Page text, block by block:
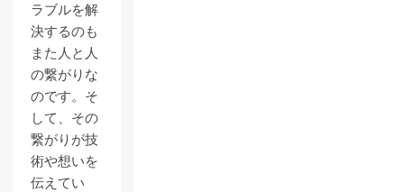
ラブルを解
決するのも
また人と人
の繋がりな
のです。そ
して、その
繋がりが技
術や想いを
伝えてい